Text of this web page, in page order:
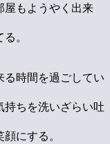
屋もようやく出来
。
る時間を過ごしてい
持ちを洗いざらい吐
にする。